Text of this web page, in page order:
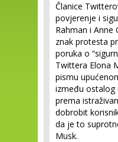
Članice
povjerenje i
Rahman i Anne
znak protesta
poruka o
Twittera Elona
pismu
između ostalog
prema
dobrobit
da je to
Musk.